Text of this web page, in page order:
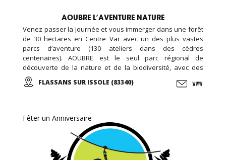
AOUBRE L’AVENTURE NATURE
Venez passer la journée et vous immerger dans une forêt
de 30 hectares en Centre Var avec un des plus vastes
parcs d’aventure (130 ateliers dans des cèdres
centenaires). AOUBRE est le seul parc régional de
découverte de la nature et de la biodiversité, avec des
sentiers pédagogiques, des animaux, une ferme
pédagogique, et des activités ludiques et éducative, le
FLASSANS SUR ISSOLE (83340)
Fêter un Anniversaire